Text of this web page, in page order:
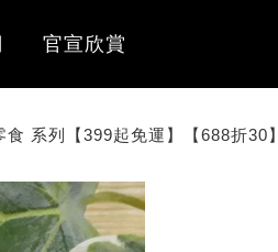
官宣欣賞
系列【399起免運】【688折30】